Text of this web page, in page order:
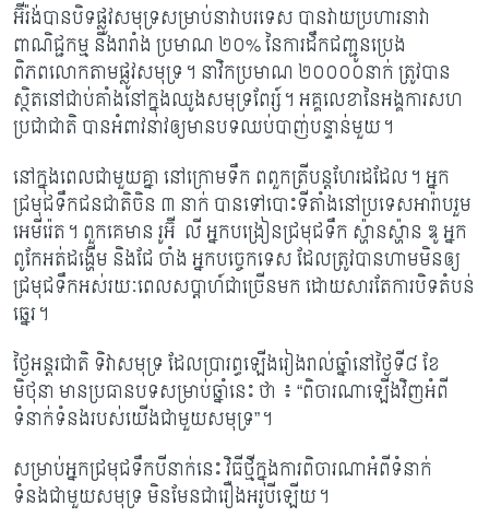
អ៊ីរ៉ង់បានបិទផ្លូវសមុទ្រសម្រាប់នាវាបរទេស បានវាយប្រហារនាវា
ពាណិជ្ជកម្ម និងរារាំង ប្រមាណ ២០% នៃការដឹកជញ្ជូនប្រេង
ពិភពលោកតាមផ្លូវសមុទ្រ។ នាវិកប្រមាណ ២០០០០​នាក់ ត្រូវបាន
ស្ថិតនៅជាប់គាំង​​នៅក្នុងឈូងសមុទ្រពែរ្ស៍។ អគ្គលេខានៃអង្គការសហ
ប្រជាជាតិ បានអំពាវនាវឲ្យមានបទឈប់បាញ់បន្ទាន់មួយ។
នៅក្នុងពេលជាមួយគ្នា នៅក្រោមទឹក ពពួកត្រីបន្តហែរដដែល។ អ្នក
ជ្រមុជទឹកជនជាតិចិន ៣ នាក់ បានទៅបោះទីតាំងនៅប្រទេសអារ៉ាបរួម
អេមីរ៉េត។ ពួកគេមាន រូអ៊ី លីអ្នកបង្រៀន​ជ្រមុជ​ទឹក ស្ហ៉ានស្ហ៉ាន ឌូ អ្នក
ពូកែអត់ដង្ហើម និងជែ ចាំង អ្នកបច្ចេកទេស​ ដែល​ត្រូវបាន​ហាម​មិន​ឲ្យ​
ជ្រមុជ​​ទឹក​អ​ស់​រយៈ​ពេល​សប្ដាហ៍ជាច្រើនមក ដោយសារតែការបិទតំបន់
ឆ្នេរ។
ថ្ងៃអន្តរជាតិ ទិវាសមុទ្រ ដែលប្រារព្ធឡើងរៀងរាល់ឆ្នាំនៅថ្ងៃទី៨ ខែ
មិថុនា មានប្រធានបទ​សម្រាប់​ឆ្នាំនេះ ថា ៖ “ពិចារណាឡើងវិញអំពី
ទំនាក់ទំនងរបស់យើងជាមួយសមុទ្រ”។
សម្រាប់អ្នកជ្រមុជទឹកបីនាក់នេះ វិធីថ្មីក្នុងការពិចារណាអំពីទំនាក់
ទំនងជាមួយសមុទ្រ មិនមែន​ជារឿង​អរូបីឡើយ។